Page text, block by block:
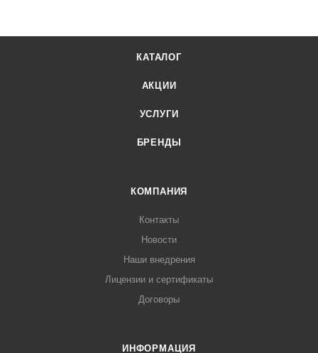
КАТАЛОГ
АКЦИИ
УСЛУГИ
БРЕНДЫ
КОМПАНИЯ
Контакты
Новости
Наши внедрения
Лицензии и сертификаты
Договоры
ИНФОРМАЦИЯ